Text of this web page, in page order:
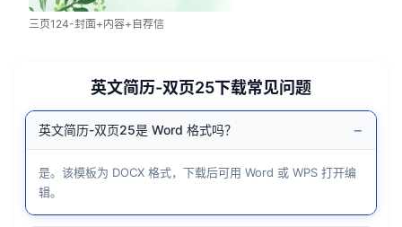
三页124-封面+内容+自荐信
英文简历-双页25下载常见问题
英文简历-双页25是 Word 格式吗？ −
是。该模板为 DOCX 格式，下载后可用 Word 或 WPS 打开编
辑。